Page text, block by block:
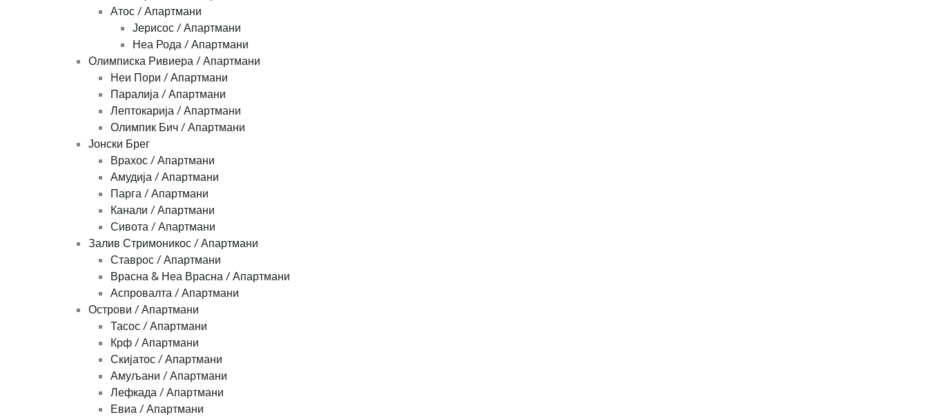
Атос / Апартмани
Јерисос / Апартмани
Неа Рода / Апартмани
Олимписка Ривиера / Апартмани
Неи Пори / Апартмани
Паралија / Апартмани
Лептокарија / Апартмани
Олимпик Бич / Апартмани
Јонски Брег
Врахос / Апартмани
Амудија / Апартмани
Парга / Апартмани
Канали / Апартмани
Сивота / Апартмани
Залив Стримоникос / Апартмани
Ставрос / Апартмани
Врасна & Неа Врасна / Апартмани
Аспровалта / Апартмани
Острови / Апартмани
Тасос / Апартмани
Крф / Апартмани
Скијатос / Апартмани
Амуљани / Апартмани
Лефкада / Апартмани
Евиа / Апартмани